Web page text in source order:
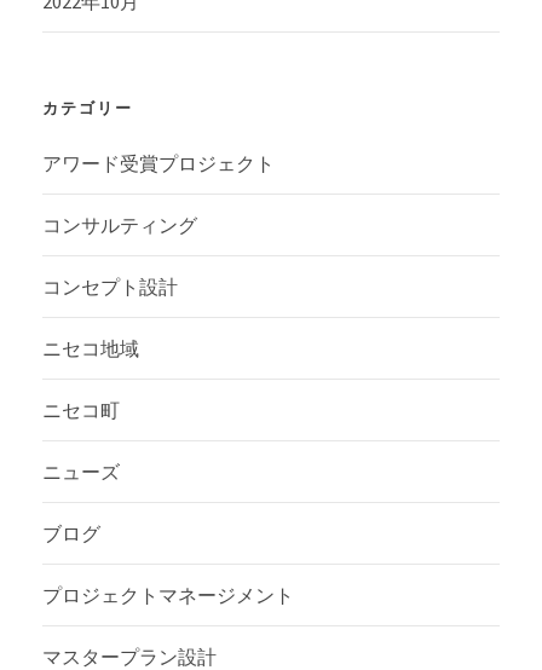
カテゴリー
アワード受賞プロジェクト
コンサルティング
コンセプト設計
ニセコ地域
ニセコ町
ニューズ
ブログ
プロジェクトマネージメント
マスタープラン設計